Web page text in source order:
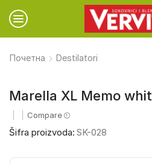
Почетна Destilatori
Marella XL Memo
Compare
Šifra proizvoda: SK-028